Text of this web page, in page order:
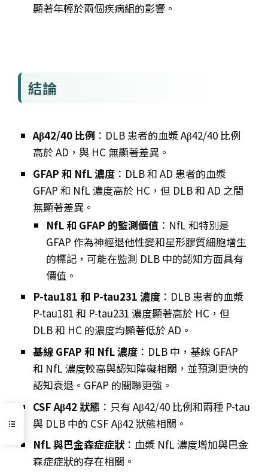
顯著年輕於兩個疾病組的影響。
結論
Aβ42/40 比例 ：DLB 患者的血漿 Aβ42/40 比例
高於 AD，與 HC 無顯著差異。
GFAP 和 NfL 濃度 ：DLB 和 AD 患者的血漿
GFAP 和 NfL 濃度高於 HC，但 DLB 和 AD 之間
無顯著差異。
NfL 和 GFAP 的監測價值 ：NfL 和特別是
GFAP 作為神經退他性變和星形膠質細胞增生
的標記，可能在監測 DLB 中的認知方面具有
價值。
P-tau181 和 P-tau231 濃度 ：DLB 患者的血漿
P-tau181 和 P-tau231 濃度顯著高於 HC，但
DLB 和 HC 的濃度均顯著低於 AD。
基線 GFAP 和 NfL 濃度 ：DLB 中，基線 GFAP
和 NfL 濃度較高與認知障礙相關，並預測更快的
認知衰退。GFAP 的關聯更強。
CSF Aβ42 狀態 ：只有 Aβ42/40 比例和兩種 P-tau
與 DLB 中的 CSF Aβ42 狀態相關。
NfL 與巴金森症症狀 ：血漿 NfL 濃度增加與巴金
森症症狀的存在相關。